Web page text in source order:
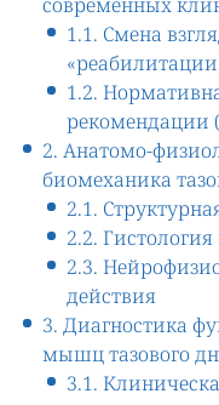
1.1. Смена
1.2.
рекомендации
2. Анатомо-
биомеханика
2.1.
2.2.
2.3.
действия
3. Диагностика
мышц тазового
3.1.